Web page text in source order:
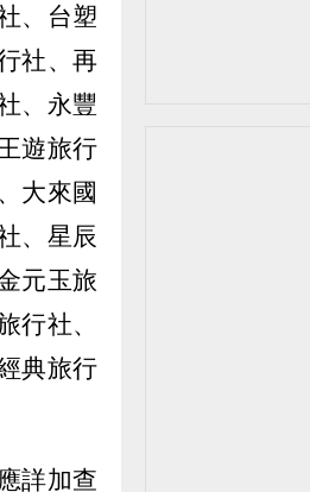
、台塑
社、再
、永豐
遊旅行
大來國
、星辰
元玉旅
行社、
典旅行
詳加查